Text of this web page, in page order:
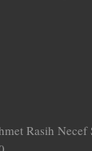
Rasih Necef